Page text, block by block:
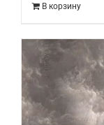
В корзину